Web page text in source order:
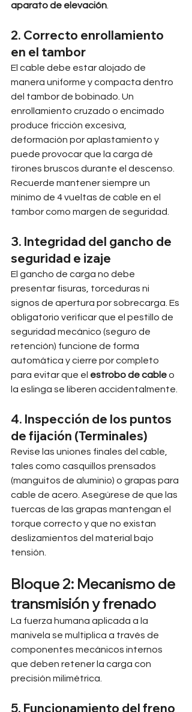
aparato de elevación
2. Correcto enrollamiento
en el tambor
El cable debe estar alojado de
manera uniforme y compacta dentro
del tambor de bobinado. Un
enrollamiento cruzado o encimado
produce fricción excesiva,
deformación por aplastamiento y
puede provocar que la carga dé
tirones bruscos durante el descenso.
Recuerde mantener siempre un
mínimo de 4 vueltas de cable en el
tambor como margen de seguridad.
3. Integridad del gancho de
seguridad e izaje
El gancho de carga no debe
presentar fisuras, torceduras ni
signos de apertura por sobrecarga. Es
obligatorio verificar que el pestillo de
seguridad mecánico (seguro de
retención) funcione de forma
automática y cierre por completo
para evitar que el estrobo de cable o
la eslinga se liberen accidentalmente.
4. Inspección de los puntos
de fijación (Terminales)
Revise las uniones finales del cable,
tales como casquillos prensados
(manguitos de aluminio) o grapas para
cable de acero. Asegúrese de que las
tuercas de las grapas mantengan el
torque correcto y que no existan
deslizamientos del material bajo
tensión.
Bloque 2: Mecanismo de
transmisión y frenado
La fuerza humana aplicada a la
manivela se multiplica a través de
componentes mecánicos internos
que deben retener la carga con
precisión milimétrica.
5. Funcionamiento del freno